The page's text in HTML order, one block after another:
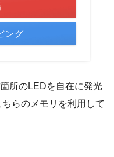
ング
所のLEDを自在に発光
らのメモリを利用して